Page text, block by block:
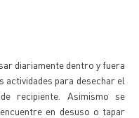
diariamente dentro y fuera
para desechar el
recipiente. Asimismo se
en desuso o tapar